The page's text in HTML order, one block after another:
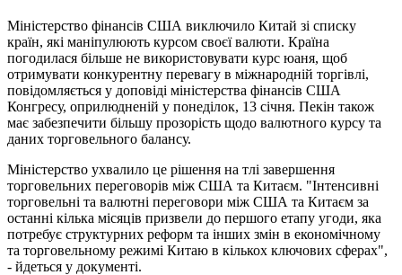
Міністерство фінансів США виключило Китай зі списку
країн, які маніпулюють курсом своєї валюти. Країна
погодилася більше не використовувати курс юаня, щоб
отримувати конкурентну перевагу в міжнародній торгівлі,
повідомляється у доповіді міністерства фінансів США
Конгресу, оприлюдненій у понеділок, 13 січня. Пекін також
має забезпечити більшу прозорість щодо валютного курсу та
даних торговельного балансу.
Міністерство ухвалило це рішення на тлі завершення
торговельних переговорів між США та Китаєм. "Інтенсивні
торговельні та валютні переговори між США та Китаєм за
останні кілька місяців призвели до першого етапу угоди, яка
потребує структурних реформ та інших змін в економічному
та торговельному режимі Китаю в кількох ключових сферах",
- йдеться у документі.